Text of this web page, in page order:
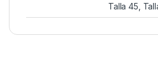
Talla 45,